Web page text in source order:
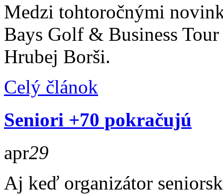
Medzi tohtoročnými
Bays Golf & Business
Hrubej Borši.
Celý článok
Seniori +70 pokračujú
apr29
Aj keď organizátor